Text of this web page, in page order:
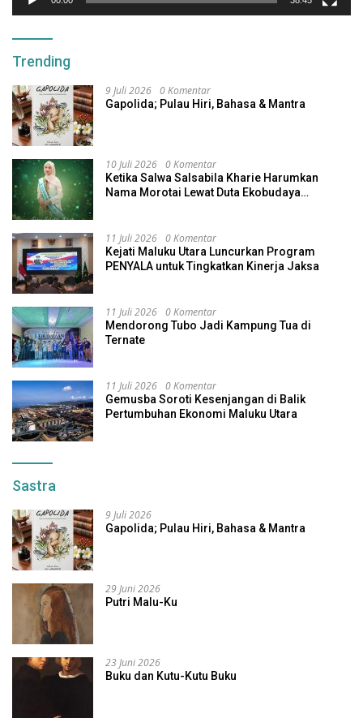
Trending
9 Juli 2026 0 Komentar
Gapolida; Pulau Hiri, Bahasa & Mantra
10 Juli 2026 0 Komentar
Ketika Salwa Salsabila Kharie Harumkan
Nama Morotai Lewat Duta Ekobudaya
11 Juli 2026 0 Komentar
Kejati Maluku Utara Luncurkan Program
PENYALA untuk Tingkatkan Kinerja Jaksa
11 Juli 2026 0 Komentar
Mendorong Tubo Jadi Kampung Tua di
Ternate
11 Juli 2026 0 Komentar
Gemusba Soroti Kesenjangan di Balik
Pertumbuhan Ekonomi Maluku Utara
Sastra
9 Juli 2026
Gapolida; Pulau Hiri, Bahasa & Mantra
29 Juni 2026
Putri Malu-Ku
23 Juni 2026
Buku dan Kutu-Kutu Buku